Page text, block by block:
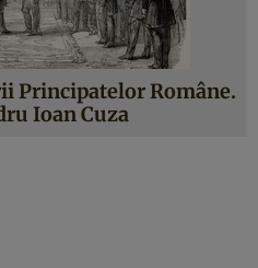
Principatelor Române.
Ioan Cuza